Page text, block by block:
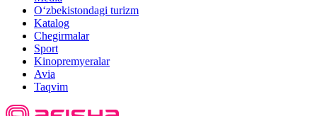
O‘zbekistondagi turizm
Katalog
Chegirmalar
Sport
Kinopremyeralar
Avia
Taqvim